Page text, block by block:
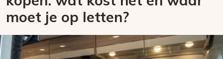
moet je op letten?